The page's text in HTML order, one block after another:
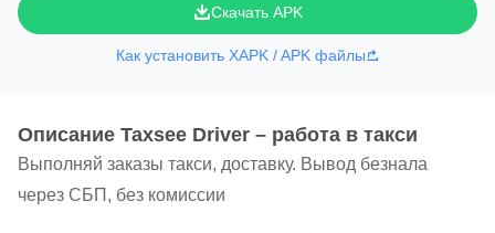
Скачать APK
Как установить XAPK / APK файлы
Oписание Taxsee Driver – работа в такси
Выполняй заказы такси, доставку. Вывод безнала
через СБП, без комиссии